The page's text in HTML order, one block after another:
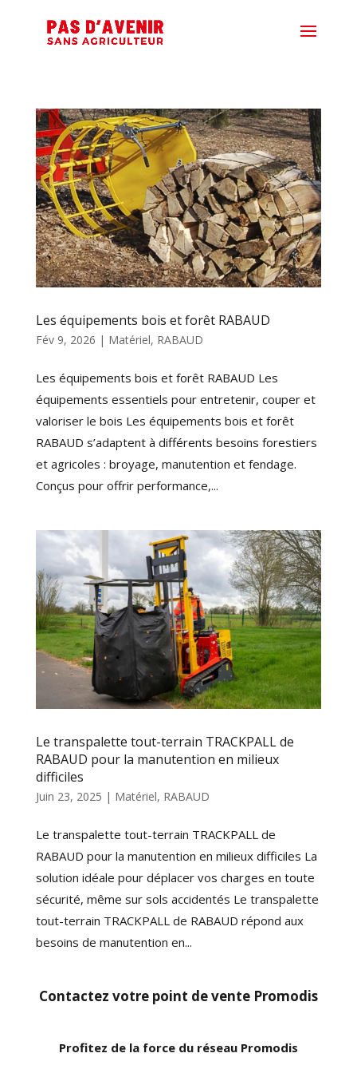
Les équipements bois et forêt RABAUD
Fév 9, 2026 | Matériel, RABAUD
Les équipements bois et forêt RABAUD Les
équipements essentiels pour entretenir, couper et
valoriser le bois Les équipements bois et forêt
RABAUD s’adaptent à différents besoins forestiers
et agricoles : broyage, manutention et fendage.
Conçus pour offrir performance,...
Le transpalette tout-terrain TRACKPALL de
RABAUD pour la manutention en milieux
difficiles
Juin 23, 2025 | Matériel, RABAUD
Le transpalette tout-terrain TRACKPALL de
RABAUD pour la manutention en milieux difficiles La
solution idéale pour déplacer vos charges en toute
sécurité, même sur sols accidentés Le transpalette
tout-terrain TRACKPALL de RABAUD répond aux
besoins de manutention en...
Contactez votre point de vente Promodis
Profitez de la force du réseau Promodis